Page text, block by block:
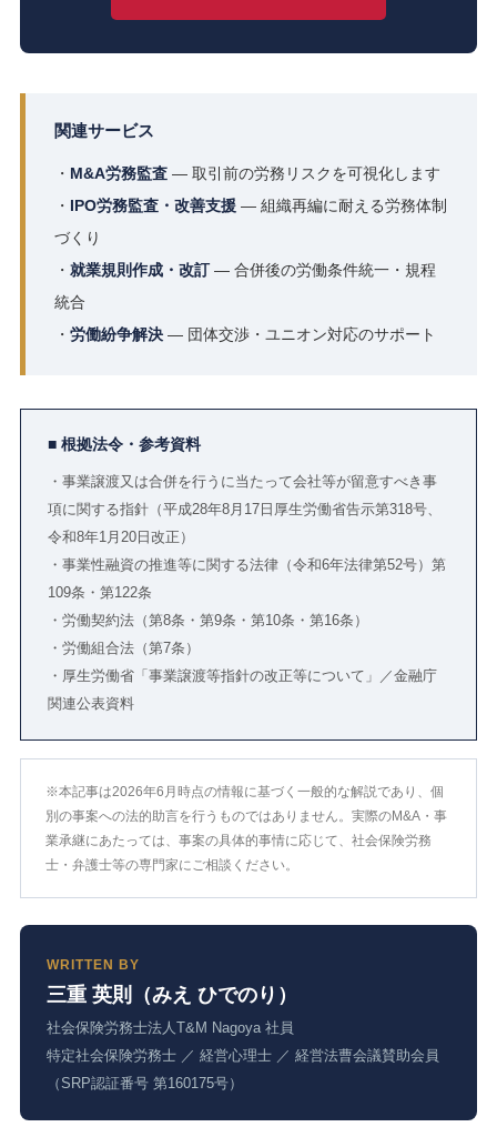
関連サービス
・ M&A労務監査 ― 取引前の労務リスクを可視化します
・ IPO労務監査・改善支援 ― 組織再編に耐える労務体制
づくり
・ 就業規則作成・改訂― 合併後の労働条件統一・規程
統合
・ 労働紛争解決 ― 団体交渉・ユニオン対応のサポート
■ 根拠法令・参考資料
・事業譲渡又は合併を行うに当たって会社等が留意すべき事
項に関する指針（平成28年8月17日厚生労働省告示第318号、
令和8年1月20日改正）
・事業性融資の推進等に関する法律（令和6年法律第52号）第
109条・第122条
・労働契約法（第8条・第9条・第10条・第16条）
・労働組合法（第7条）
・厚生労働省「事業譲渡等指針の改正等について」／金融庁
関連公表資料
※本記事は2026年6月時点の情報に基づく一般的な解説であり、個
別の事案への法的助言を行うものではありません。実際のM&A・事
業承継にあたっては、事案の具体的事情に応じて、社会保険労務
士・弁護士等の専門家にご相談ください。
WRITTEN BY
三重 英則（みえ ひでのり）
社会保険労務士法人T&M Nagoya 社員
特定社会保険労務士 ／ 経営心理士 ／ 経営法曹会議賛助会員
（SRP認証番号 第160175号）